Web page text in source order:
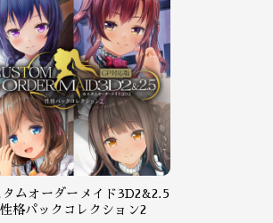
タムオーダーメイド3D2&2.5
性格パックコレクション2